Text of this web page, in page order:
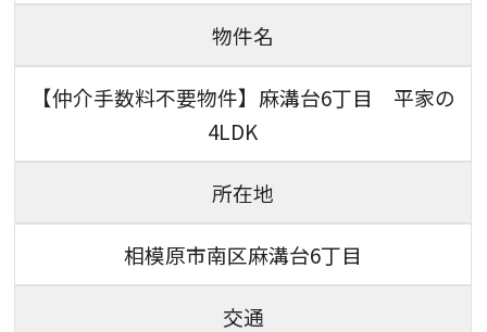
物件名
【仲介手数料不要物件】麻溝台6丁目 平家の
4LDK
所在地
相模原市南区麻溝台6丁目
交通